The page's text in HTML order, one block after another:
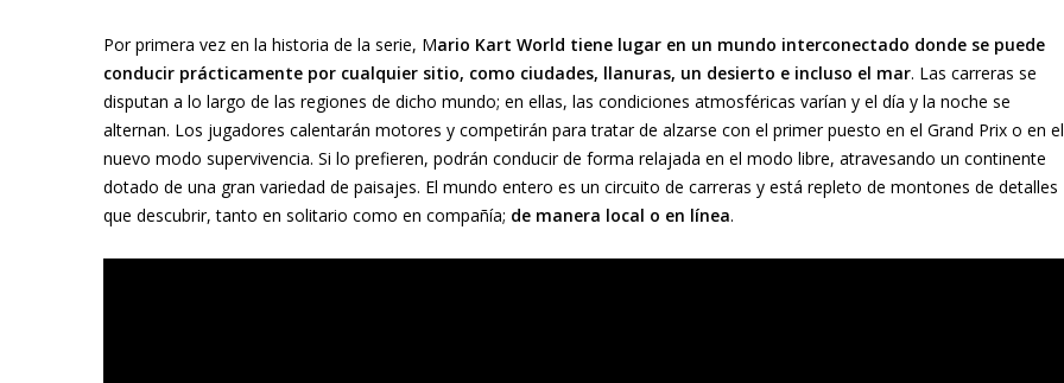
Por primera vez en la historia de la serie, Mario Kart World tiene lugar en un mundo interconectado donde se puede
conducir prácticamente por cualquier sitio, como ciudades, llanuras, un desierto e incluso el mar. Las carreras se
disputan a lo largo de las regiones de dicho mundo; en ellas, las condiciones atmosféricas varían y el día y la noche se
alternan. Los jugadores calentarán motores y competirán para tratar de alzarse con el primer puesto en el Grand Prix o en el
nuevo modo supervivencia. Si lo prefieren, podrán conducir de forma relajada en el modo libre, atravesando un continente
dotado de una gran variedad de paisajes. El mundo entero es un circuito de carreras y está repleto de montones de detalles
que descubrir, tanto en solitario como en compañía; de manera local o en línea.